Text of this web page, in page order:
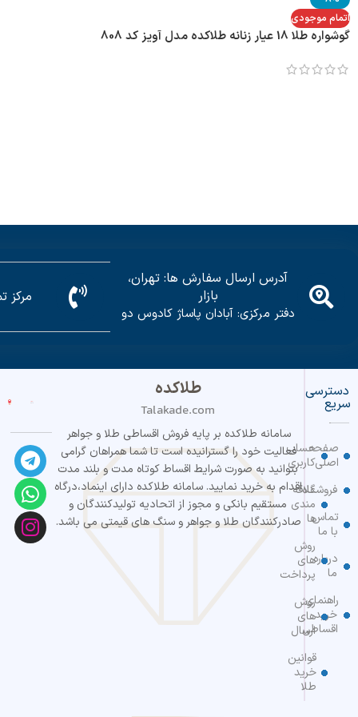
اتمام موجودی
گوشواره طلا 18 عیار زنانه طلاکده مدل آویز کد 808
آدرس ارسال سفارش ها: تهران،
بازار
دفتر مرکزی: آبادان پاساژ کادوس دو
مرکز تماس:
دسترسی
سریع
صفحه
اصلی
فروشگاه
تماس
با ما
درباره
ما
راهنمای
خرید
اقساطی
حساب
کاربری
علاقه
مندی
ها
روش
های
پرداخت
روش
های
ارسال
قوانین
خرید
طلا
طلاکده
Talakade.com
سامانه طلاکده بر پایه فروش اقساطی طلا و جواهر
فعالیت خود را گسترانیده است تا شما همراهان گرامی
بتوانید به صورت شرایط اقساط کوتاه مدت و بلند مدت
اقدام به خرید نمایید. سامانه طلاکده دارای اینماد،درگاه
مستقیم بانکی و مجوز از اتحادیه تولیدکنندگان و
صادرکنندگان طلا و جواهر و سنگ های قیمتی می باشد.